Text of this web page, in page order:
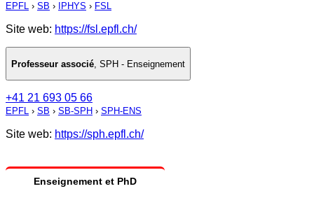
EPFL › SB › IPHYS › FSL
Site web: https://fsl.epfl.ch/
Professeur associé SPH - Enseignement
+41 21 693 05 66
EPFL › SB › SB-SPH › SPH-ENS
Site web: https://sph.epfl.ch/
Enseignement et PhD